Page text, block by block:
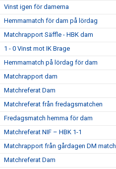
Vinst igen för damerna
Hemmamatch för dam på lördag
Matchrapport Säffle - HBK dam
1 - 0 Vinst mot IK Brage
Hemmamatch på lördag för dam
Matchrapport dam
Matchreferat Dam
Matchreferat från fredagsmatchen
Fredagsmatch hemma för dam
Matchreferat NIF – HBK 1-1
Matchrapport från gårdagen DM match
Matchreferat Dam